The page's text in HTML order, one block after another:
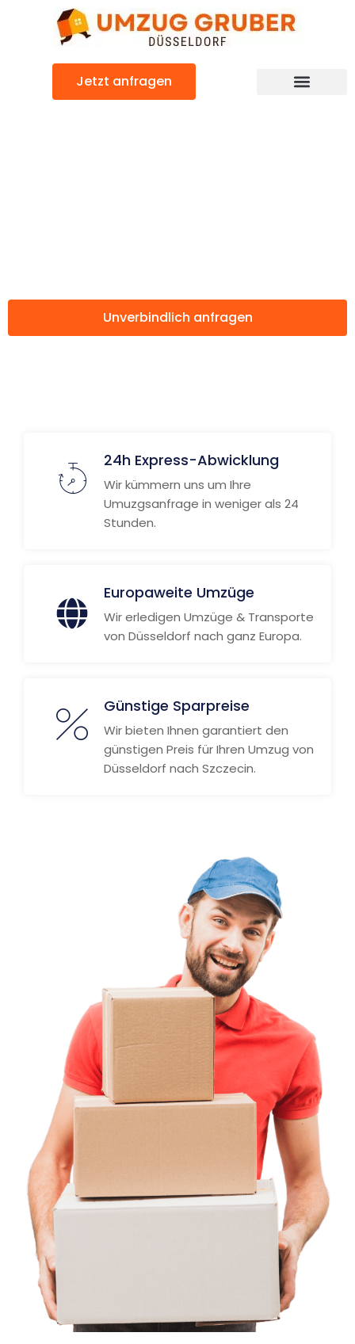
Jetzt anfragen
Unverbindlich anfragen
24h Express-Abwicklung
Wir kümmern uns um Ihre
Umuzgsanfrage in weniger als 24
Stunden.
Europaweite Umzüge
Wir erledigen Umzüge & Transporte
von Düsseldorf nach ganz Europa.
Günstige Sparpreise
Wir bieten Ihnen garantiert den
günstigen Preis für Ihren Umzug von
Düsseldorf nach Szczecin.